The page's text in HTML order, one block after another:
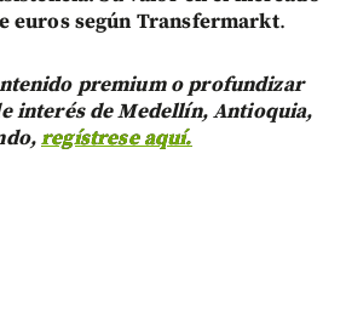
euros según Transfermarkt.
premium o profundizar
interés de Medellín, Antioquia,
regístrese aquí.